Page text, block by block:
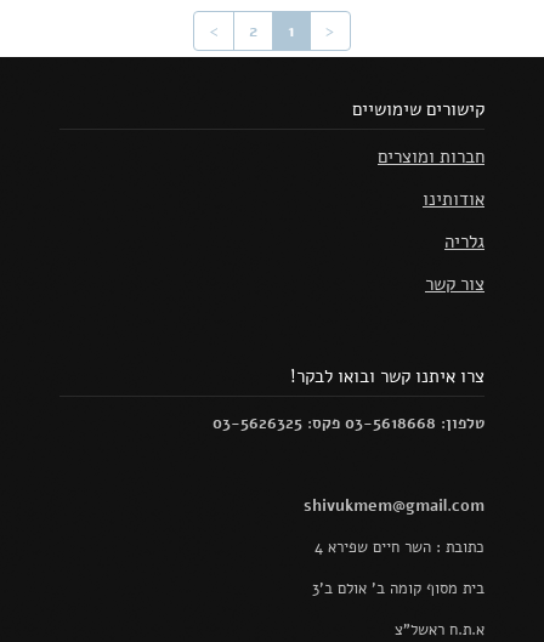
<
1
2
>
קישורים שימושיים
חברות ומוצרים
אודותינו
גלריה
צור קשר
צרו איתנו קשר ובואו לבקר!
טלפון: 03-5618668 פקס: 03-5626325
shivukmem@gmail.com
כתובת : השר חיים שפירא 4
בית מסוף קומה ב' אולם ב'3
א.ת.ח ראשל"צ